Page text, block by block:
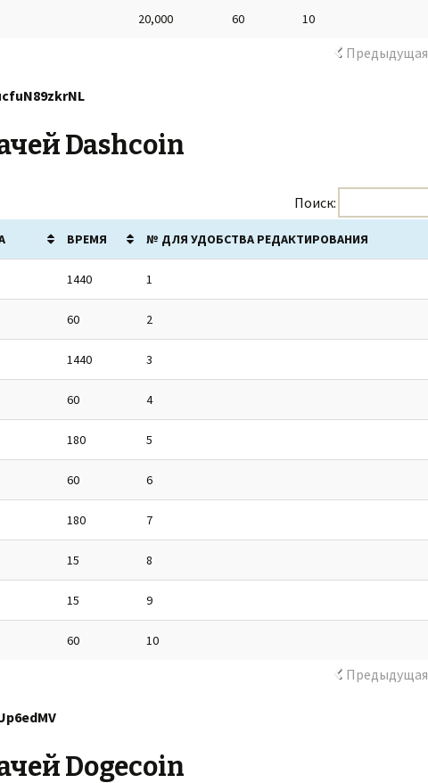
20,000 60 10
Предыдущая
Dashcoin
Поиск:
ВРЕМЯ № ДЛЯ УДОБСТВА РЕДАКТИРОВАНИЯ
1440 1
60 2
1440 3
60 4
180 5
60 6
180 7
15 8
15 9
60 10
Предыдущая
Dogecoin